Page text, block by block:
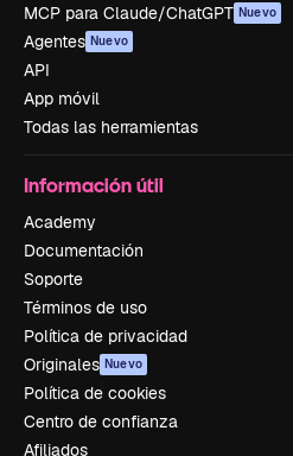
MCP para Claude/ChatGPT Nuevo
Agentes Nuevo
API
App móvil
Todas las herramientas
Información útil
Academy
Documentación
Soporte
Términos de uso
Política de privacidad
Originales Nuevo
Política de cookies
Centro de confianza
Afiliados